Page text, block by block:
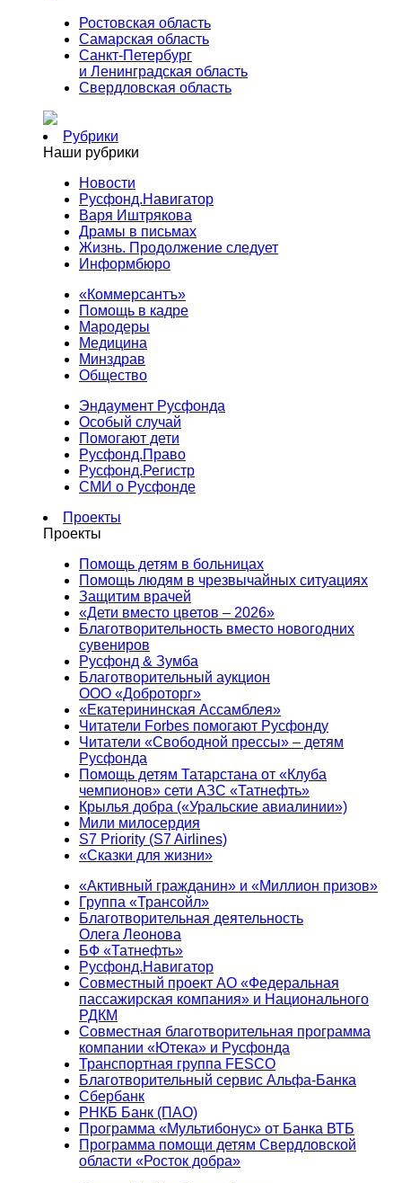
Ростовская область
Самарская область
Санкт-Петербург
и Ленинградская область
Свердловская область
Рубрики
Наши рубрики
Новости
Русфонд.Навигатор
Варя Иштрякова
Драмы в письмах
Жизнь. Продолжение следует
Информбюро
«Коммерсантъ»
Помощь в кадре
Мародеры
Медицина
Минздрав
Общество
Эндаумент Русфонда
Особый случай
Помогают дети
Русфонд.Право
Русфонд.Регистр
СМИ о Русфонде
Проекты
Проекты
Помощь детям в больницах
Помощь людям в чрезвычайных ситуациях
Защитим врачей
«Дети вместо цветов – 2026»
Благотворительность вместо новогодних
сувениров
Русфонд & Зумба
Благотворительный аукцион
ООО «Доброторг»
«Екатерининская Ассамблея»
Читатели Forbes помогают Русфонду
Читатели «Свободной прессы» – детям
Русфонда
Помощь детям Татарстана от «Клуба
чемпионов» сети АЗС «Татнефть»
Крылья добра («Уральские авиалинии»)
Мили милосердия
S7 Priority (S7 Airlines)
«Сказки для жизни»
«Активный гражданин» и «Миллион призов»
Группа «Трансойл»
Благотворительная деятельность
Олега Леонова
БФ «Татнефть»
Русфонд.Навигатор
Совместный проект АО «Федеральная
пассажирская компания» и Национального
РДКМ
Совместная благотворительная программа
компании «Ютека» и Русфонда
Транспортная группа FESCO
Благотворительный сервис Альфа-Банка
Сбербанк
РНКБ Банк (ПАО)
Программа «Мультибонус» от Банка ВТБ
Программа помощи детям Свердловской
области «Росток добра»